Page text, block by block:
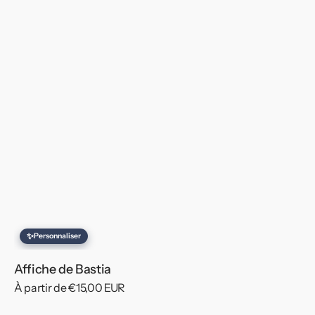
✨Personnaliser
Affiche de Bastia
Prix
À partir de €15,00 EUR